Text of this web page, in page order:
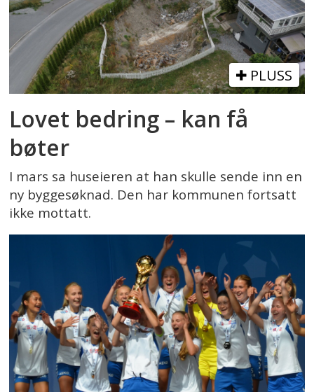
PLUSS
Lovet bedring – kan få
bøter
I mars sa huseieren at han skulle sende inn en
ny byggesøknad. Den har kommunen fortsatt
ikke mottatt.